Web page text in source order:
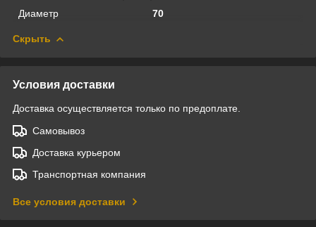
Диаметр
70
Скрыть
Условия доставки
Доставка осуществляется только по предоплате.
Самовывоз
Доставка курьером
Транспортная компания
Все условия доставки